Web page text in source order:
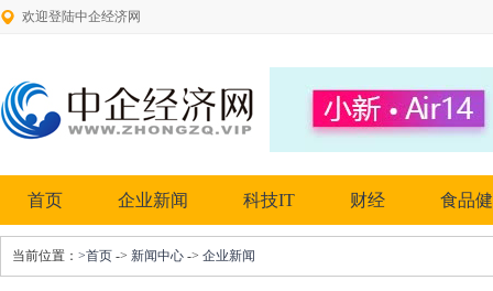
欢迎登陆中企经济网
首页 企业新闻 科技IT 财经 食品
当前位置： >首页 -> 新闻中心 -> 企业新闻